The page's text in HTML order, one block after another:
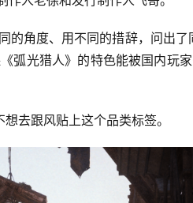
的角度、用不同的措辞，问出了
弧光猎人》的特色能被国内玩
去跟风贴上这个品类标签。